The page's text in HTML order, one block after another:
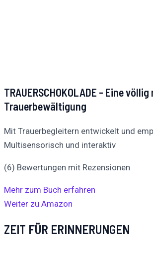
TRAUERSCHOKOLADE - Eine
Trauerbewältigung
Mit Trauerbegleitern entwickelt und
Multisensorisch und interaktiv
(6) Bewertungen mit Rezensionen
Mehr zum Buch erfahren
Weiter zu Amazon
ZEIT FÜR ERINNERUNGEN